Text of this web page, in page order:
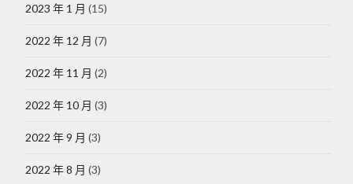
2023 年 1 月 (15)
2022 年 12 月 (7)
2022 年 11 月 (2)
2022 年 10 月 (3)
2022 年 9 月 (3)
2022 年 8 月 (3)